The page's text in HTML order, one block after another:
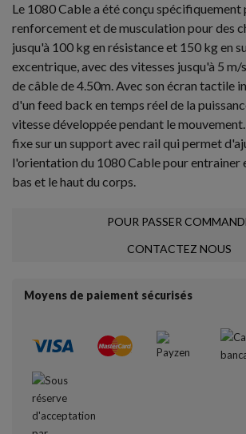
Le 1080 Cable a été conçu
renforcement et de musculation pour des
jusqu'à 100 kg en résistance et 150 kg en
excentrique, avec des vitesses jusqu'à 5 m/
de câble de 4.50m. Avec son écran tactile
d'un feed back en temps réel de la
vitesse développée pendant le
fixe sur un support avec rail qui permet
l'orientation du 1080 Cable pour entrainer
bas et le haut du corps.
POUR PASSER
CONTACTEZ NOUS
Moyens de paiement sécurisés